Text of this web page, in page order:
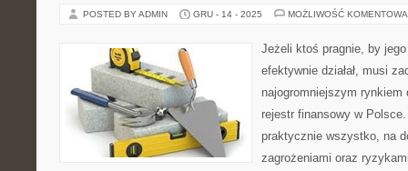
POSTED BY ADMIN GRU - 14 - 2025 MOŻLIWOŚĆ
Jeżeli ktoś pragnie, by
efektywnie działał, musi
najogromniejszym
rejestr finansowy w
praktycznie wszystko, na
zagrożeniami oraz